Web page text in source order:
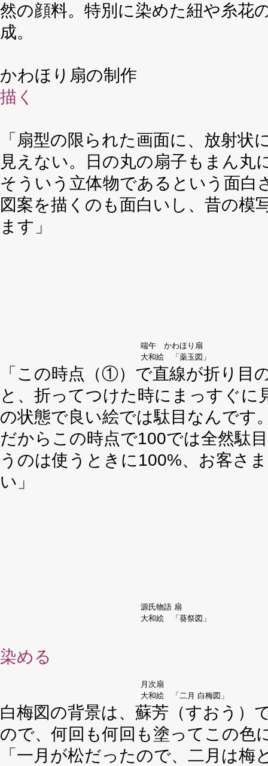
然の顔料。特別に染めた紐や糸花
成。
かわほり扇の制作
描く
「扇型の限られた画面に、放射
見えない。日の丸の扇子もまん
そういう立体物であるという面白
図案を描くのも面白いし、昔の模
ます」
端午 かわほり扇
大和絵 「薬玉図」
「この時点（①）で直線が折り目
と、折ってつけた時にまっすぐ
の状態で良い絵では駄目なんです
だからこの時点で100では全然駄
うのは使うときに100%、お客さ
い」
源氏物語 扇
大和絵 「葵祭図」
染める
月次扇
大和絵 「二月 白梅図」
白梅図の背景は、蘇芳（すおう）
ので、何回も何回も塗ってこの色
「一月が松だったので、二月は